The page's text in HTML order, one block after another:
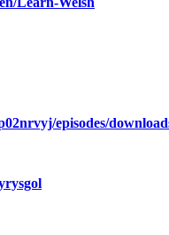
episodes/